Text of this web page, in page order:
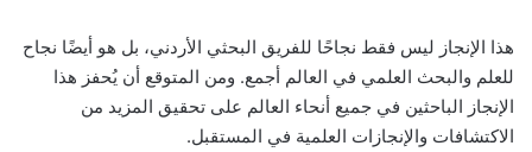
هذا الإنجاز ليس فقط نجاحًا للفريق البحثي الأردني، بل هو أيضًا نجاح
للعلم والبحث العلمي في العالم أجمع. ومن المتوقع أن يُحفز هذا
الإنجاز الباحثين في جميع أنحاء العالم على تحقيق المزيد من
الاكتشافات والإنجازات العلمية في المستقبل.